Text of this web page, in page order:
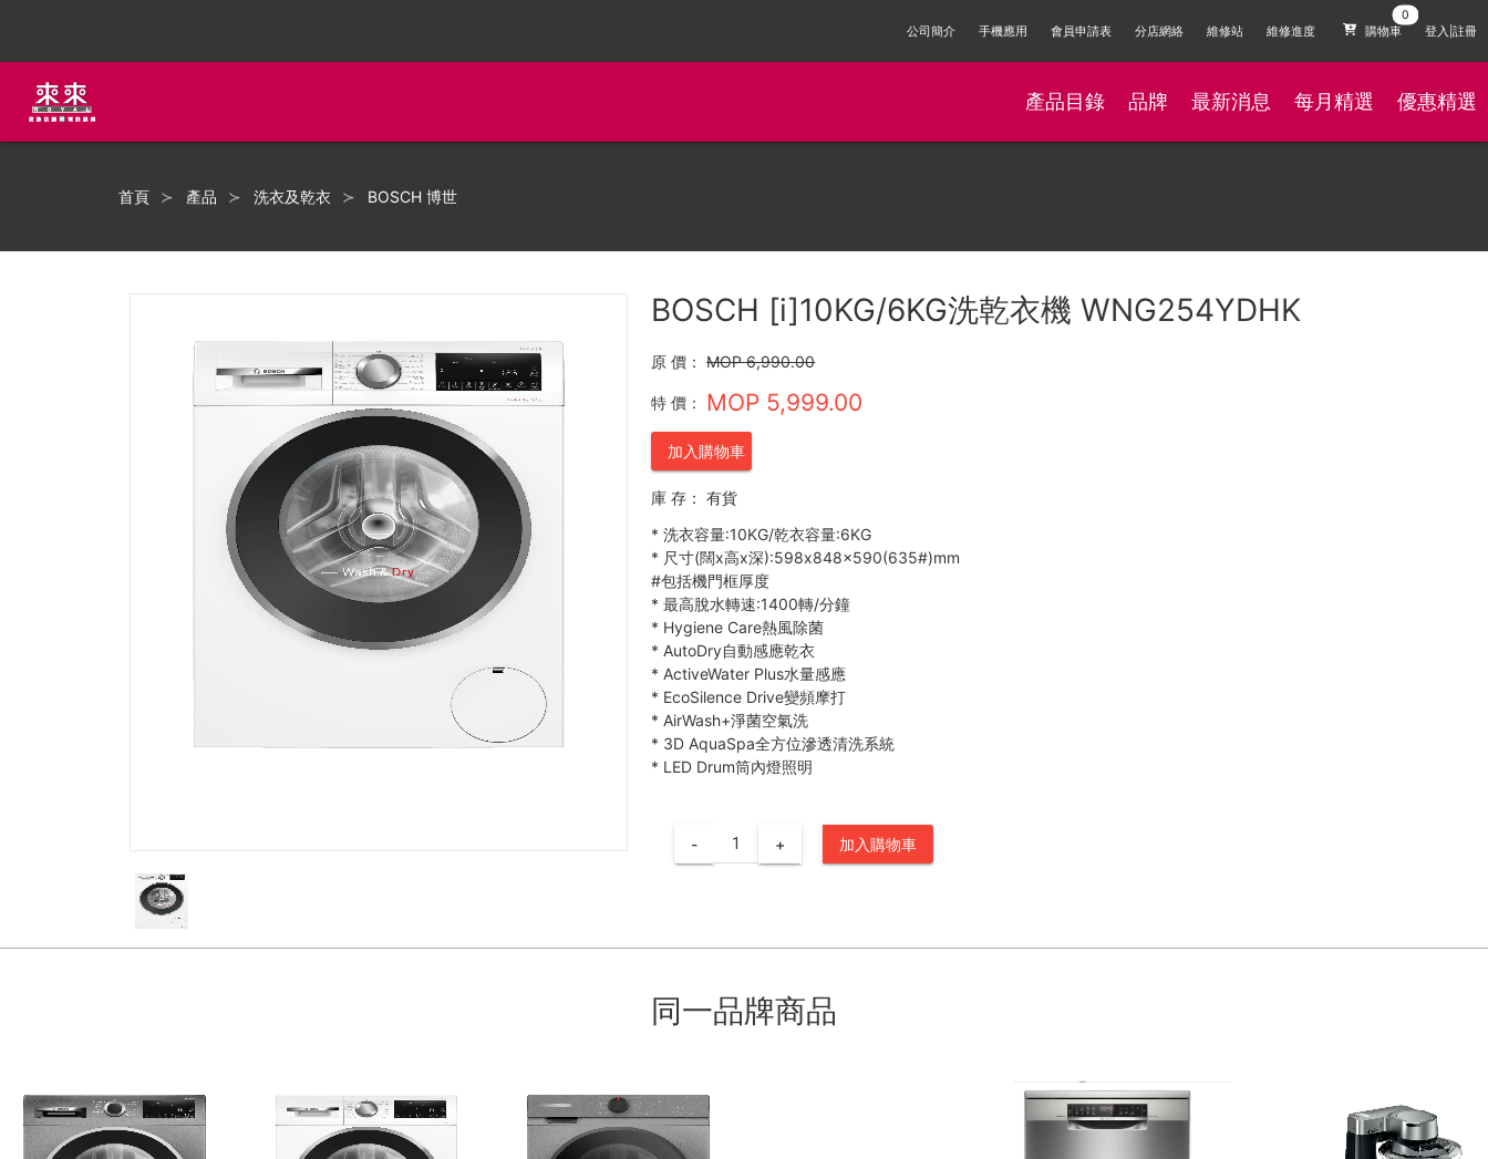
公司簡介 手機應用 會員申請表 分店網絡 維修站 維修進度 購物車 登入|註冊
產品目錄 品牌 最新消息 每月精選 優惠精選
首頁 產品 洗衣及乾衣 BOSCH 博世
BOSCH [i]10KG/6KG洗乾衣機 WNG254YDHK
原 價： MOP 6,990.00
特 價： MOP 5,999.00
加入購物車
庫 存：
有貨
* 洗衣容量:10KG/乾衣容量:6KG
* 尺寸(闊x高x深):598x848x590(635#)mm
#包括機門框厚度
* 最高脫水轉速:1400轉/分鐘
* Hygiene Care熱風除菌
* AutoDry自動感應乾衣
* ActiveWater Plus水量感應
* EcoSilence Drive變頻摩打
* AirWash+淨菌空氣洗
* 3D AquaSpa全方位滲透清洗系統
* LED Drum筒內燈照明
- + 加入購物車
同一品牌商品